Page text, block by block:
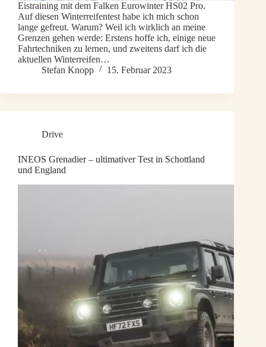
Eistraining mit dem Falken Eurowinter HS02 Pro.
Auf diesen Winterreifentest habe ich mich schon
lange gefreut. Warum? Weil ich wirklich an meine
Grenzen gehen werde: Erstens hoffe ich, einige neue
Fahrtechniken zu lernen, und zweitens darf ich die
aktuellen Winterreifen…
Stefan Knopp
15. Februar 2023
Drive
INEOS Grenadier – ultimativer Test in Schottland
und England